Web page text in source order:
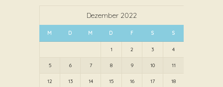
Dezember 2022
M D M D F S S
1 2 3 4
5 6 7 8 9 10 11
12 13 14 15 16 17 18